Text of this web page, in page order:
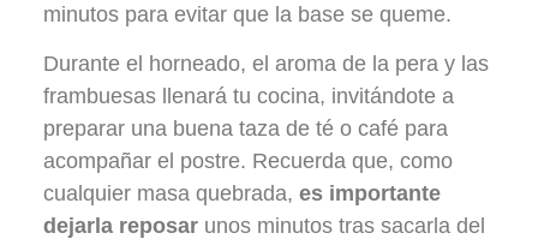
minutos para evitar que la base se queme.
Durante el horneado, el aroma de la pera y las
frambuesas llenará tu cocina, invitándote a
preparar una buena taza de té o café para
acompañar el postre. Recuerda que, como
cualquier masa quebrada, es importante
dejarla reposarunos minutos tras sacarla del